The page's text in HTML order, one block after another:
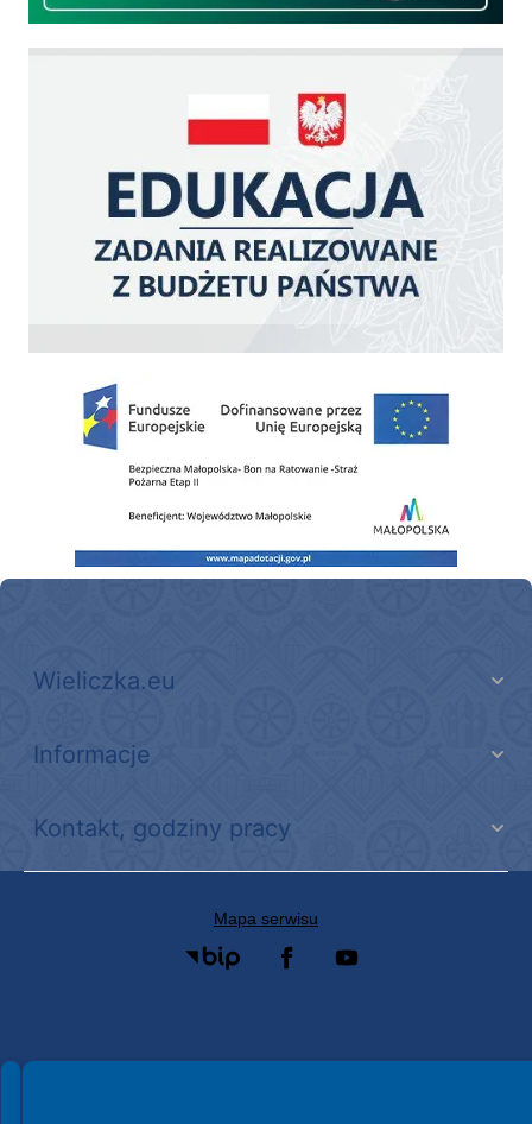
Zakup fabrycznie nowego, średniego samochodu ratowniczo-gaśniczego z
Wieliczka.eu
Informacje
Kontakt, godziny pracy
Mapa serwisu
Spełniamy standardy WCAG 2.2
Spełniamy standardy W3C